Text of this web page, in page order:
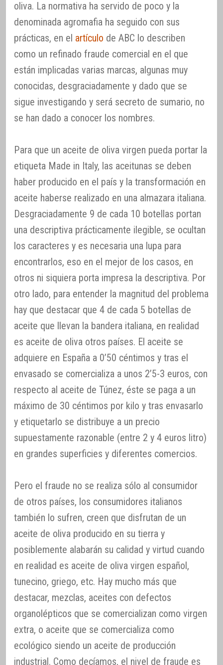
oliva. La normativa ha servido de poco y la
denominada agromafia ha seguido con sus
prácticas, en el artículo de ABC lo describen
como un refinado fraude comercial en el que
están implicadas varias marcas, algunas muy
conocidas, desgraciadamente y dado que se
sigue investigando y será secreto de sumario, no
se han dado a conocer los nombres.
Para que un aceite de oliva virgen pueda portar la
etiqueta Made in Italy, las aceitunas se deben
haber producido en el país y la transformación en
aceite haberse realizado en una almazara italiana.
Desgraciadamente 9 de cada 10 botellas portan
una descriptiva prácticamente ilegible, se ocultan
los caracteres y es necesaria una lupa para
encontrarlos, eso en el mejor de los casos, en
otros ni siquiera porta impresa la descriptiva. Por
otro lado, para entender la magnitud del problema
hay que destacar que 4 de cada 5 botellas de
aceite que llevan la bandera italiana, en realidad
es aceite de oliva otros países. El aceite se
adquiere en España a 0’50 céntimos y tras el
envasado se comercializa a unos 2’5-3 euros, con
respecto al aceite de Túnez, éste se paga a un
máximo de 30 céntimos por kilo y tras envasarlo
y etiquetarlo se distribuye a un precio
supuestamente razonable (entre 2 y 4 euros litro)
en grandes superficies y diferentes comercios.
Pero el fraude no se realiza sólo al consumidor
de otros países, los consumidores italianos
también lo sufren, creen que disfrutan de un
aceite de oliva producido en su tierra y
posiblemente alabarán su calidad y virtud cuando
en realidad es aceite de oliva virgen español,
tunecino, griego, etc. Hay mucho más que
destacar, mezclas, aceites con defectos
organolépticos que se comercializan como virgen
extra, o aceite que se comercializa como
ecológico siendo un aceite de producción
industrial. Como decíamos, el nivel de fraude es